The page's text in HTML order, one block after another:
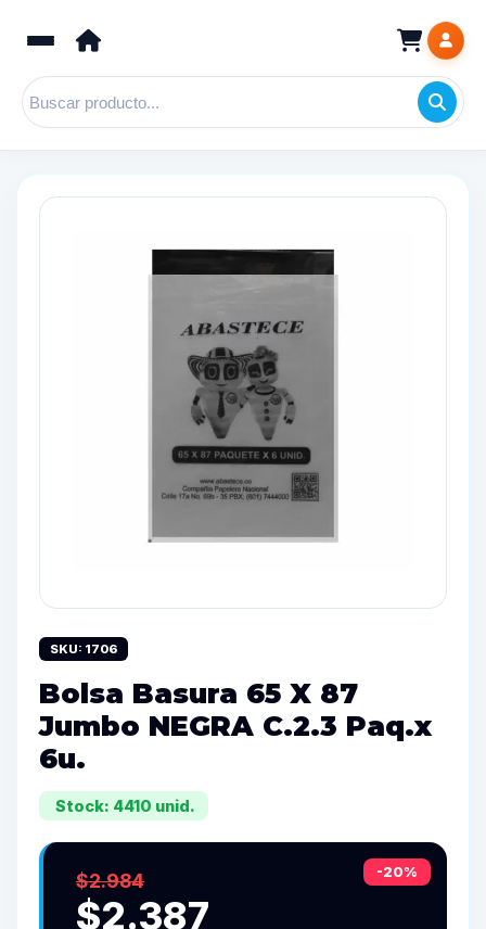
SKU: 1706
Bolsa Basura 65 X 87
Jumbo NEGRA C.2.3 Paq.x
6u.
Stock: 4410 unid.
-20%
$2.984
$2.387